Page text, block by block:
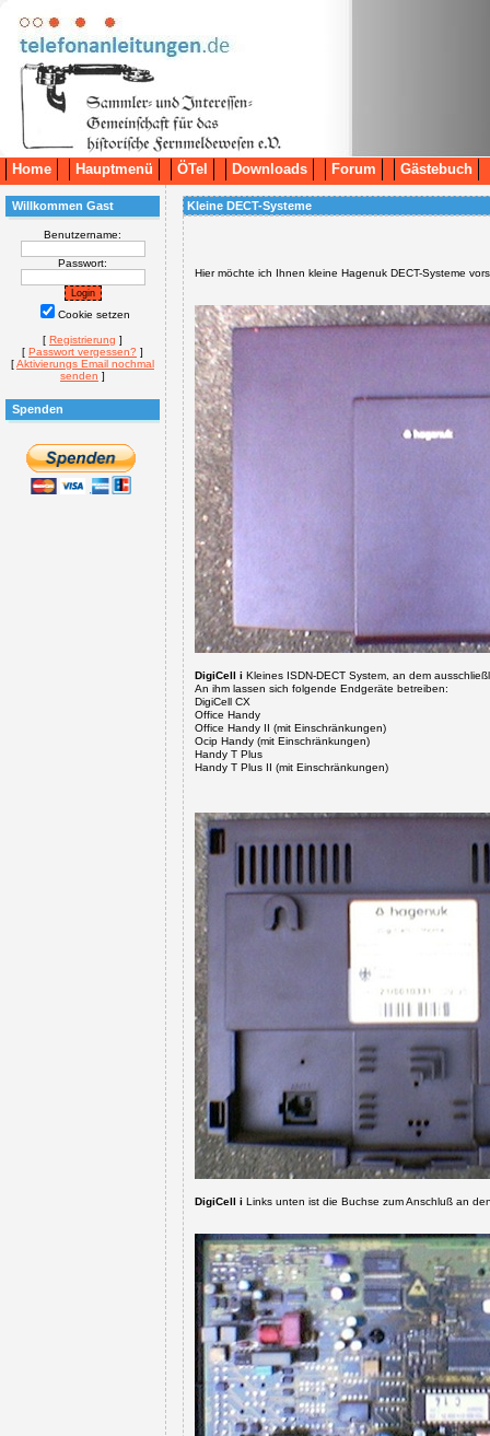
Home Hauptmenü ÖTel Downloads Forum Gästebuch
Willkommen Gast
Benutzername:
Passwort:
Cookie setzen
[ Registrierung ]
[ Passwort vergessen? ]
[Aktivierungs Email nochmal
senden ]
Spenden
Kleine DECT-Systeme
Hier möchte ich Ihnen kleine Hagenuk DECT-Systeme
DigiCell i Kleines ISDN-DECT System, an dem
An ihm lassen sich folgende Endgeräte betreiben:
DigiCell CX
Office Handy
Office Handy II (mit Einschränkungen)
Ocip Handy (mit Einschränkungen)
Handy T Plus
Handy T Plus II (mit Einschränkungen)
DigiCell i Links unten ist die Buchse zum Anschluß an